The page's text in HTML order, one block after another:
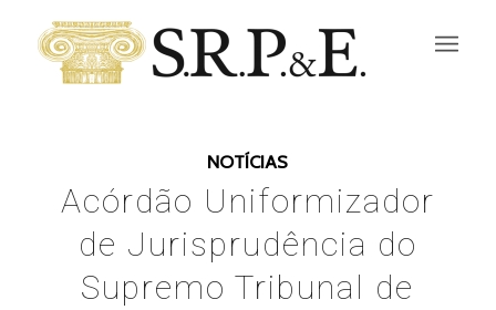
NOTÍCIAS
Acórdão Uniformizador
de Jurisprudência do
Supremo Tribunal de